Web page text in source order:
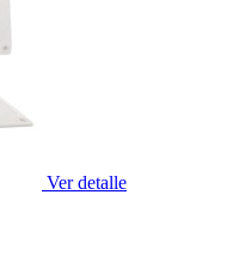
Ver detalle